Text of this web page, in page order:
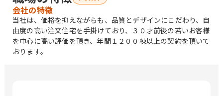
会社の特徴
当社は、価格を抑えながらも、品質とデザインにこだわり、自
由度の高い注文住宅を手掛けており、３０才前後の若いお客様
を中心に高い評価を頂き、年間１２００棟以上の契約を頂いて
おります。